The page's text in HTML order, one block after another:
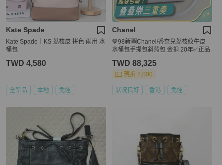
Kate Spade
Kate Spade｜KS 荔枝皮 拼色 兩用 水
桶包
TWD 4,580
全新品 本地 免運
Chanel
💙98新🆕Chanel/香奈兒荔枝紋牛皮
水桶包手提包斜背包 金扣 20年✅正品
TWD 88,325
現折 2,000
狀況良好 香港 免運